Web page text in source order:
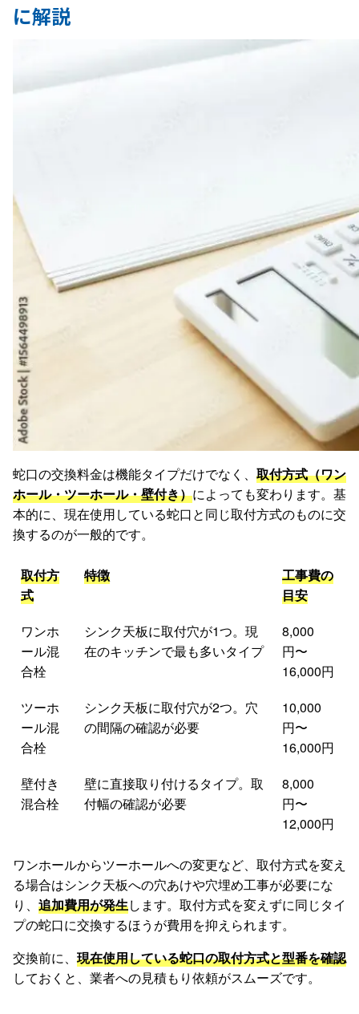
に解説
蛇口の交換料金は機能タイプだけでなく、 取付方式（ワン
ホール・ツーホール・壁付き）によっても変わります。基
本的に、現在使用している蛇口と同じ取付方式のものに交
換するのが一般的です。
取付方
式
特徴
工事費の
目安
ワンホ
ール混
合栓
シンク天板に取付穴が1つ。現
在のキッチンで最も多いタイプ
8,000
円〜
16,000円
ツーホ
ール混
合栓
シンク天板に取付穴が2つ。穴
の間隔の確認が必要
10,000
円〜
16,000円
壁付き
混合栓
壁に直接取り付けるタイプ。取
付幅の確認が必要
8,000
円〜
12,000円
ワンホールからツーホールへの変更など、取付方式を変え
る場合はシンク天板への穴あけや穴埋め工事が必要にな
り、 追加費用が発生します。取付方式を変えずに同じタイ
プの蛇口に交換するほうが費用を抑えられます。
交換前に、 現在使用している蛇口の取付方式と型番を確認
しておくと、業者への見積もり依頼がスムーズです。